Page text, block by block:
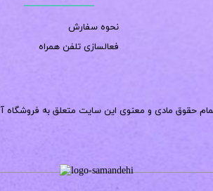
نحوه سفارش
فعالسازی تلفن همراه
حقوق مادی و معنوی این سایت متعلق به فروشگاه